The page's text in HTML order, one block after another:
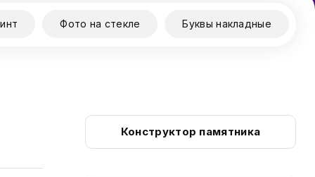
Фото на стекле Буквы накладные
Конструктор памятника